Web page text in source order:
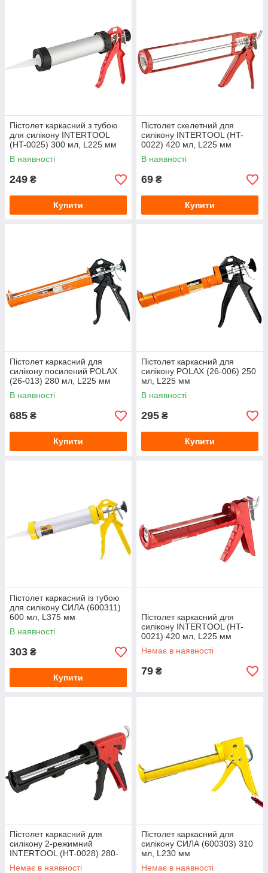
Пістолет каркасний з тубою
для силікону INTERTOOL
(HT-0025) 300 мл, L225 мм
В наявності
249 ₴
Купити
Пістолет скелетний для
силікону INTERTOOL (HT-
0022) 420 мл, L225 мм
В наявності
69 ₴
Купити
Пістолет каркасний для
силікону посилений POLAX
(26-013) 280 мл, L225 мм
В наявності
685 ₴
Купити
Пістолет каркасний для
силікону POLAX (26-006) 250
мл, L225 мм
В наявності
295 ₴
Купити
Пістолет каркасний із тубою
для силікону СИЛА (600311)
600 мл, L375 мм
В наявності
303 ₴
Купити
Пістолет каркасний для
силікону INTERTOOL (HT-
0021) 420 мл, L225 мм
Немає в наявності
79 ₴
Пістолет каркасний для
силікону 2-режимний
INTERTOOL (HT-0028) 280-
310 мл, L225 мм
Немає в наявності
Пістолет каркасний для
силікону СИЛА (600303) 310
мл, L230 мм
Немає в наявності